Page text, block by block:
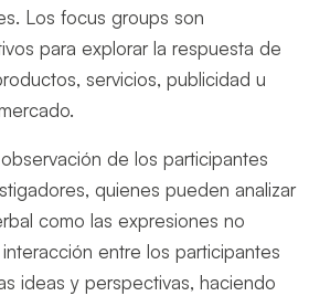
Los focus groups son
para explorar la respuesta de
servicios, publicidad u
de los participantes
quienes pueden analizar
como las expresiones no
entre los participantes
ideas y perspectivas, haciendo